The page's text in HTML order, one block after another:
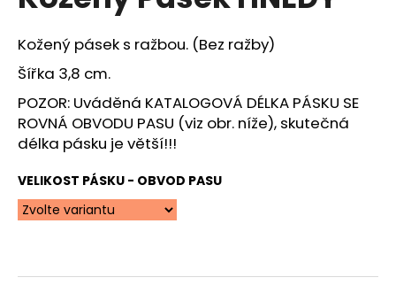
z
5
hvězdiček.
Kožený pásek s ražbou. (Bez ražby)
Šířka 3,8 cm.
POZOR: Uváděná KATALOGOVÁ DÉLKA PÁSKU SE
ROVNÁ OBVODU PASU (viz obr. níže), skutečná
délka pásku je větší!!!
VELIKOST PÁSKU - OBVOD PASU
j
í
t
?
HLEDAT
D